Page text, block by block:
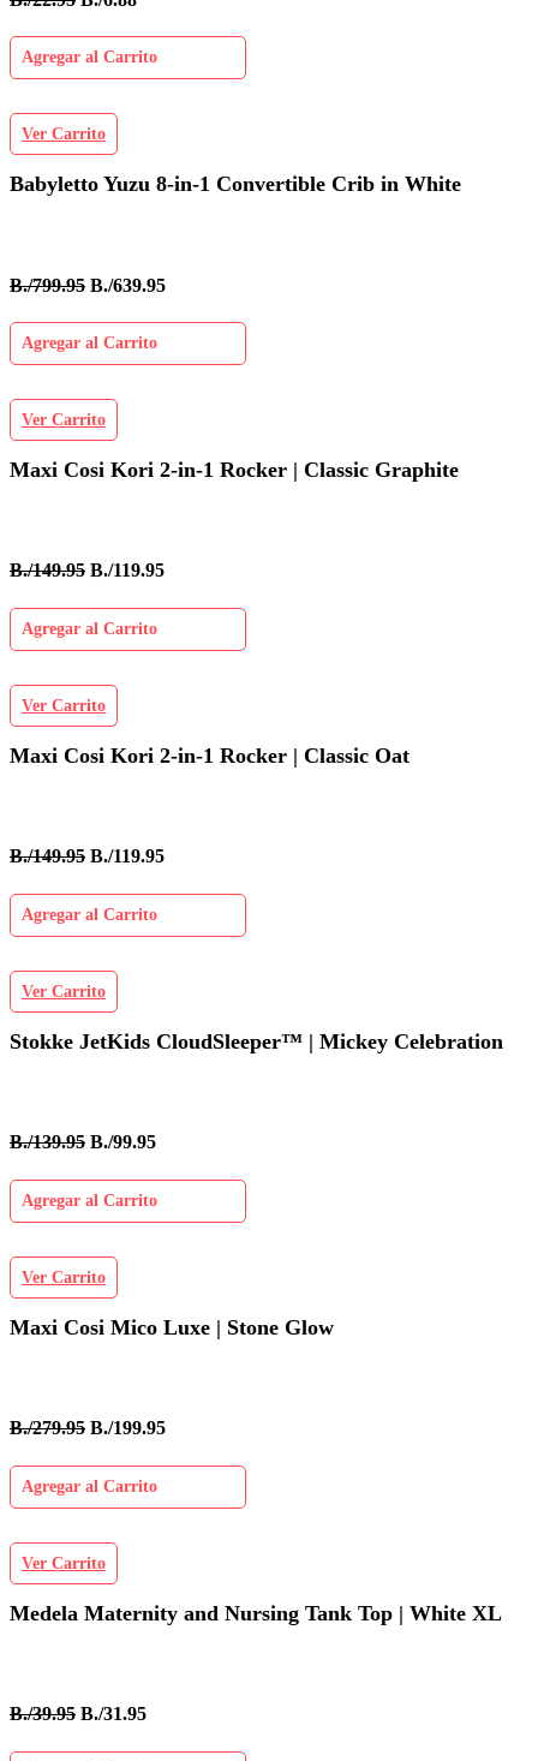
Agregar al Carrito
Ver Carrito
Babyletto Yuzu 8-in-1 Convertible Crib in White
B./799.95 B./639.95
Agregar al Carrito
Ver Carrito
Maxi Cosi Kori 2-in-1 Rocker | Classic Graphite
B./149.95 B./119.95
Agregar al Carrito
Ver Carrito
Maxi Cosi Kori 2-in-1 Rocker | Classic Oat
B./149.95 B./119.95
Agregar al Carrito
Ver Carrito
Stokke JetKids CloudSleeper™ | Mickey Celebration
B./139.95 B./99.95
Agregar al Carrito
Ver Carrito
Maxi Cosi Mico Luxe | Stone Glow
B./279.95 B./199.95
Agregar al Carrito
Ver Carrito
Medela Maternity and Nursing Tank Top | White XL
B./39.95 B./31.95